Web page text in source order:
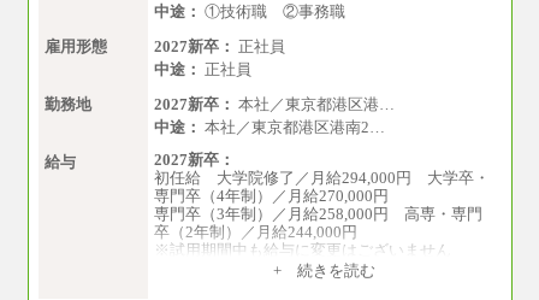
中途： ①技術職 ②事務職
雇用形態
2027新卒： 正社員
中途： 正社員
勤務地
2027新卒： 本社／東京都港区港…
中途： 本社／東京都港区港南2…
給与
2027新卒：
初任給 大学院修了／月給294,000円 大学卒・
専門卒（4年制）／月給270,000円
専門卒（3年制）／月給258,000円 高専・専門
卒（2年制）／月給244,000円
※試用期間中も給与に変更はございません
+ 続きを読む